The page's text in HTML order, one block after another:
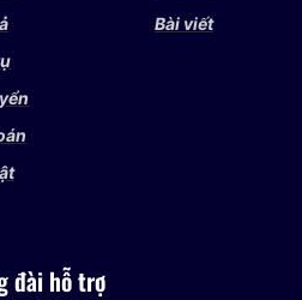
Bài viết
đài hỗ trợ